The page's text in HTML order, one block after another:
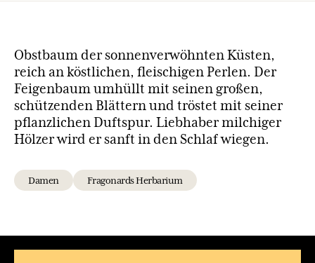
Obstbaum der sonnenverwöhnten Küsten,
reich an köstlichen, fleischigen Perlen. Der
Feigenbaum umhüllt mit seinen großen,
schützenden Blättern und tröstet mit seiner
pflanzlichen Duftspur. Liebhaber milchiger
Hölzer wird er sanft in den Schlaf wiegen.
Damen Fragonards Herbarium